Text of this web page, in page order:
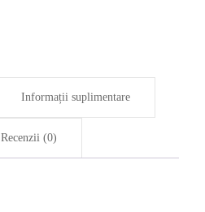
Informații suplimentare
Recenzii (0)